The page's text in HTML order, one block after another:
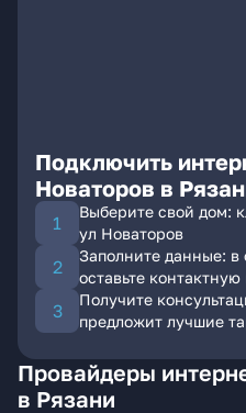
Подключить
Новаторов в
Выберите свой дом:
ул Новаторов
Заполните данные:
оставьте
Получите
предложит лучшие
Провайдеры
в Рязани